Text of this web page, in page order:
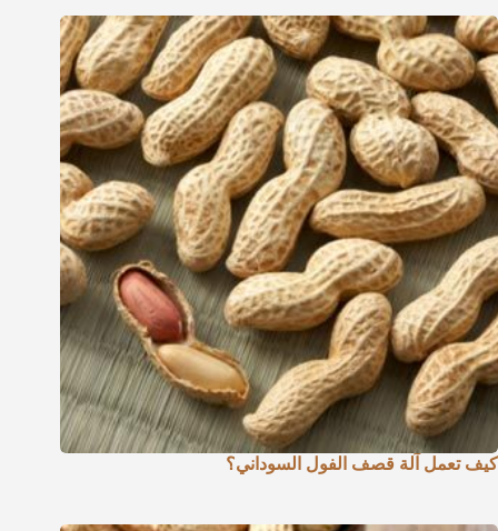
كيف تعمل آلة قصف الفول السوداني؟